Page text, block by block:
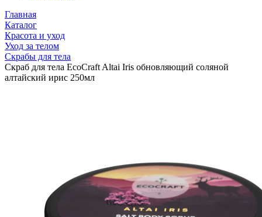
Главная
Каталог
Красота и уход
Уход за телом
Скрабы для тела
Скраб для тела EcoCraft Altai Iris обновляющий соляной
алтайский ирис 250мл